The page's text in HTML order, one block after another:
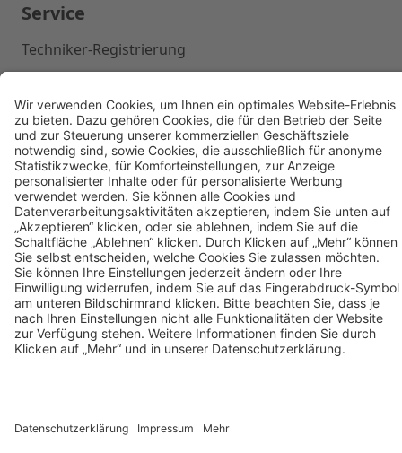
Service
Techniker-Registrierung
AGB Datenschutz Impressum
zum
Techniker-
Bereich